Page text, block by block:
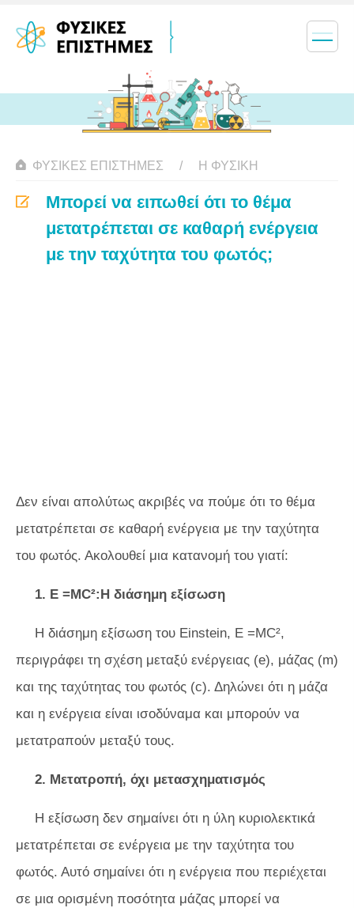
ΦΥΣΙΚΈΣ ΕΠΙΣΤΉΜΕΣ Η ΦΥΣΙΚΗ
Μπορεί να ειπωθεί ότι το θέμα
μετατρέπεται σε καθαρή ενέργεια
με την ταχύτητα του φωτός;
Δεν είναι απολύτως ακριβές να πούμε ότι το θέμα
μετατρέπεται σε καθαρή ενέργεια με την ταχύτητα
του φωτός. Ακολουθεί μια κατανομή του γιατί:
1. E =MC²:Η διάσημη εξίσωση
Η διάσημη εξίσωση του Einstein, E =MC²,
περιγράφει τη σχέση μεταξύ ενέργειας (e), μάζας (m)
και της ταχύτητας του φωτός (c). Δηλώνει ότι η μάζα
και η ενέργεια είναι ισοδύναμα και μπορούν να
μετατραπούν μεταξύ τους.
2. Μετατροπή, όχι μετασχηματισμός
Η εξίσωση δεν σημαίνει ότι η ύλη κυριολεκτικά
μετατρέπεται σε ενέργεια με την ταχύτητα του
φωτός. Αυτό σημαίνει ότι η ενέργεια που περιέχεται
σε μια ορισμένη ποσότητα μάζας μπορεί να